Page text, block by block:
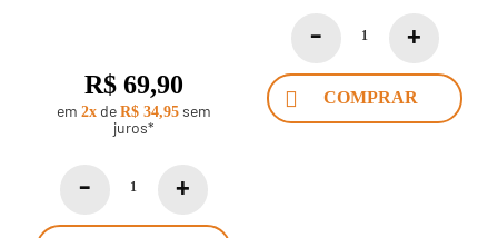
R$ 69,90
em 2xde R$ 34,95sem
juros*
COMPRAR